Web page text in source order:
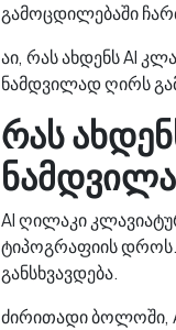
გამოცდილებაში
აი, რას ახდენს AI
ნამდვილად ღირს
რას
AI ღილაკი
ტიპოგრაფიის დროს.
განსხვავდება.
ძირითადი ბოლოში,